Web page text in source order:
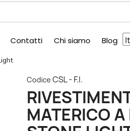
Contatti Chi siamo Blog
Codice CSL - F.I.
MATERICO